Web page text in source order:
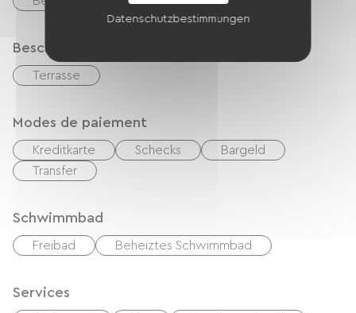
Beschreibung
Terrasse
Modes de paiement
Kreditkarte Schecks
Bargeld
Transfer
Schwimmbad
Freibad Beheiztes Schwimmbad
Services
Datenschutzbestimmungen